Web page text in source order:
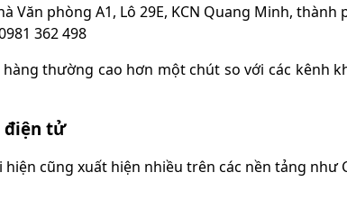
Văn phòng A1, Lô 29E, KCN Quang Minh, thành
362 498
hàng thường cao hơn một chút so với các kênh
điện tử
cũng xuất hiện nhiều trên các nền tảng như